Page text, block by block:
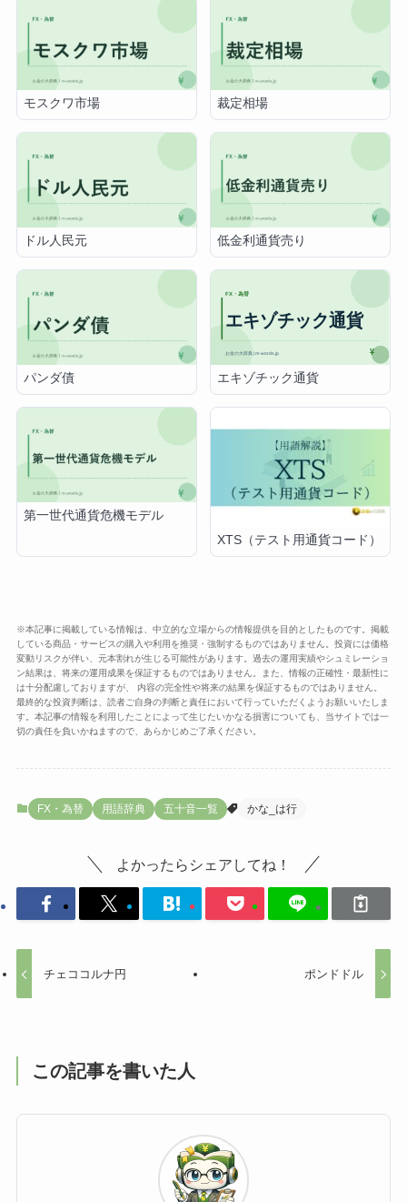
モスクワ市場 裁定相場
ドル人民元 低金利通貨売り
パンダ債 エキゾチック通貨
第一世代通貨危機モデル
XTS（テスト用通貨コード）
※本記事に掲載している情報は、中立的な立場からの情報提供を目的としたものです。掲載
している商品・サービスの購入や利用を推奨・強制するものではありません。投資には価格
変動リスクが伴い、元本割れが生じる可能性があります。過去の運用実績やシュミレーショ
ン結果は、将来の運用成果を保証するものではありません。また、情報の正確性・最新性に
は十分配慮しておりますが、 内容の完全性や将来の結果を保証するものではありません。
最終的な投資判断は、読者ご自身の判断と責任において行っていただくようお願いいたしま
す。本記事の情報を利用したことによって生じたいかなる損害についても、当サイトでは一
切の責任を負いかねますので、あらかじめご了承ください。
FX・為替 用語辞典 五十音一覧 かな_は行
よかったらシェアしてね！
チェココルナ円 ポンドドル
この記事を書いた人